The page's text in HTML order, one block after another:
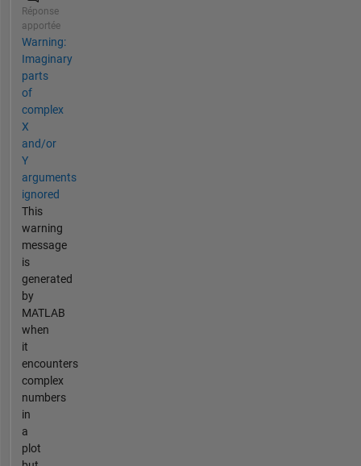
Réponse
apportée
Warning:
Imaginary
parts
of
complex
X
and/or
Y
arguments
ignored
This
warning
message
is
generated
by
MATLAB
when
it
encounters
complex
numbers
in
a
plot